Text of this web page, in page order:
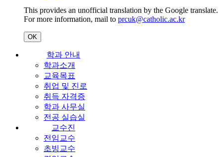
This provides an unofficial translation by the Google translate.
For more information, mail to prcuk@catholic.ac.kr
OK
학과 안내
학과소개
교육목표
취업 및 진로
취득 자격증
학과 사무실
전공 실습실
교수진
전임교수
초빙교수